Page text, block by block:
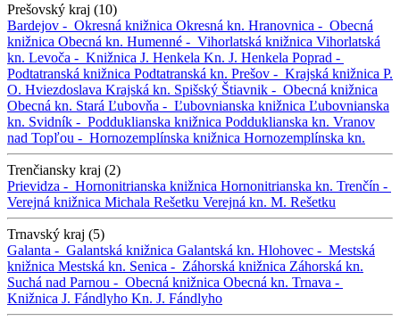
Prešovský kraj (10)
Bardejov - Okresná knižnica Okresná kn. Hranovnica - Obecná
knižnica Obecná kn. Humenné - Vihorlatská knižnica Vihorlatská
kn. Levoča - Knižnica J. Henkela Kn. J. Henkela Poprad -
Podtatranská knižnica Podtatranská kn. Prešov - Krajská knižnica P.
O. Hviezdoslava Krajská kn. Spišský Štiavnik - Obecná knižnica
Obecná kn. Stará Ľubovňa - Ľubovnianska knižnica Ľubovnianska
kn. Svidník - Podduklianska knižnica Podduklianska kn. Vranov
nad Topľou - Hornozemplínska knižnica Hornozemplínska kn.
Trenčiansky kraj (2)
Prievidza - Hornonitrianska knižnica Hornonitrianska kn. Trenčín -
Verejná knižnica Michala Rešetku Verejná kn. M. Rešetku
Trnavský kraj (5)
Galanta - Galantská knižnica Galantská kn. Hlohovec - Mestská
knižnica Mestská kn. Senica - Záhorská knižnica Záhorská kn.
Suchá nad Parnou - Obecná knižnica Obecná kn. Trnava -
Knižnica J. Fándlyho Kn. J. Fándlyho